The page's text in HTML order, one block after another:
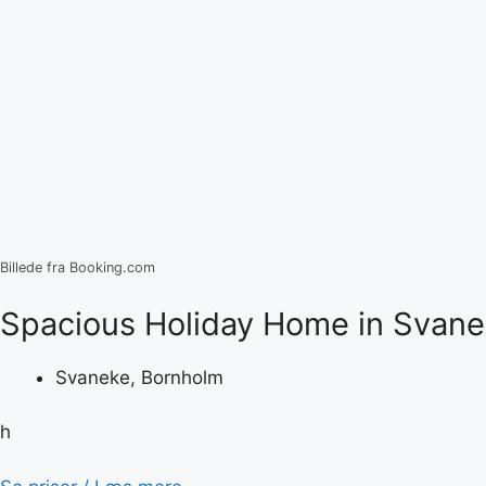
Billede fra Booking.com
Spacious Holiday Home in
Svaneke, Bornholm
h